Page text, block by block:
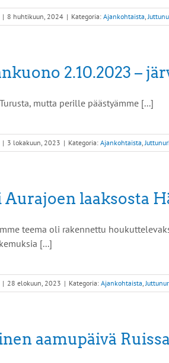
| 8 huhtikuun, 2024 | Kategoria: Ajankohtaista,
2.10.2023 –
mutta perille päästyämme [...]
| 3 lokakuun, 2023 | Kategoria: Ajankohtaista,
Aurajoen laaksosta
teema oli rakennettu
[...]
| 28 elokuun, 2023 | Kategoria: Ajankohtaista,
aamupäivä